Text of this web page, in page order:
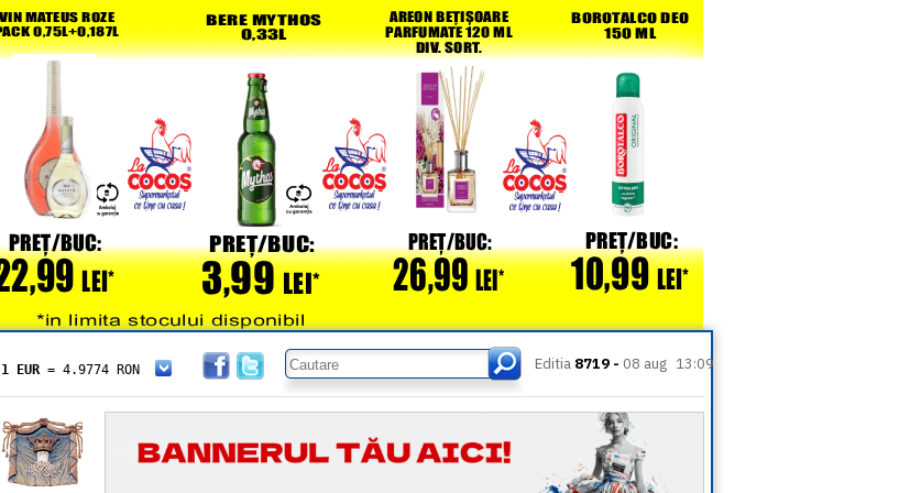
1 EUR = 4.9774 RON
= 5.8304 RON
1 XAU= 464.4611 RON
1 AED= 1.1933 RON
1 AUD= 2.7957 RON
1 BGN= 2.5449 RON
Editia 8719 - 08 aug 13:09